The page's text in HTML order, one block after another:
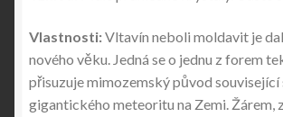
Vlastnosti:Vltavín neboli moldavit je
nového věku. Jedná se o jednu z forem
přisuzuje mimozemský původ související
gigantického meteoritu na Zemi. Žárem,